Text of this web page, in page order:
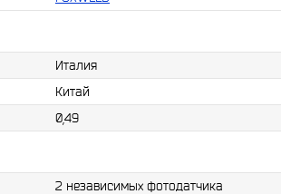
Италия
Китай
0,49
2 независимых фотодатчика